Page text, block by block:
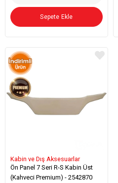
Sepete Ekle
Kabin ve Dış Aksesuarlar
Ön Panel 7 Seri R-S Kabin Üst
(Kahveci Premium) - 2542870